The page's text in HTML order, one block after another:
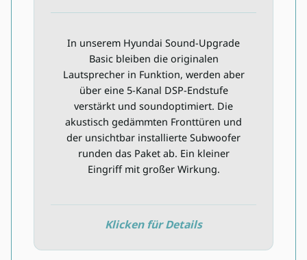
In unserem Hyundai Sound-Upgrade
Basic bleiben die originalen
Lautsprecher in Funktion, werden aber
über eine 5-Kanal DSP-Endstufe
verstärkt und soundoptimiert. Die
akustisch gedämmten Fronttüren und
der unsichtbar installierte Subwoofer
runden das Paket ab. Ein kleiner
Eingriff mit großer Wirkung.
Klicken für Details
Inkl. Installation
5-Kanal DSP-Verstärker
Originale Front- und Hecklautsprecher
am Verstärker
Kompakter Subwoofer
Dämmpaket Basic Front
Einbaumaterial